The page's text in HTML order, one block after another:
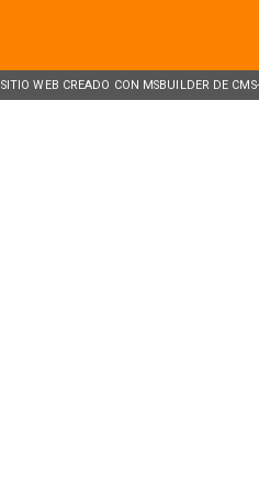
SITIO WEB CREADO CON MSBUILDER DE